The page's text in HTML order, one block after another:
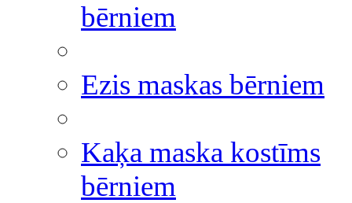
bērniem
Ezis maskas bērniem
Kaķa maska kostīms
bērniem